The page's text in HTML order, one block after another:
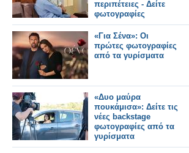
περιπέτειες - Δείτε
φωτογραφίες
«Για Σένα»: Οι
πρώτες φωτογραφίες
από τα γυρίσματα
«Δυο μαύρα
πουκάμισα»: Δείτε τις
νέες backstage
φωτογραφίες από τα
γυρίσματα